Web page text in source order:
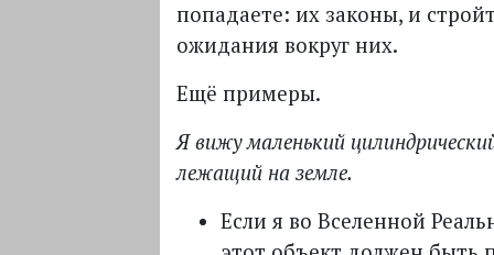
попадаете: их законы, и
ожидания вокруг них.
Ещё примеры.
Я вижу маленький
лежащий на земле.
Если я во Вселенной